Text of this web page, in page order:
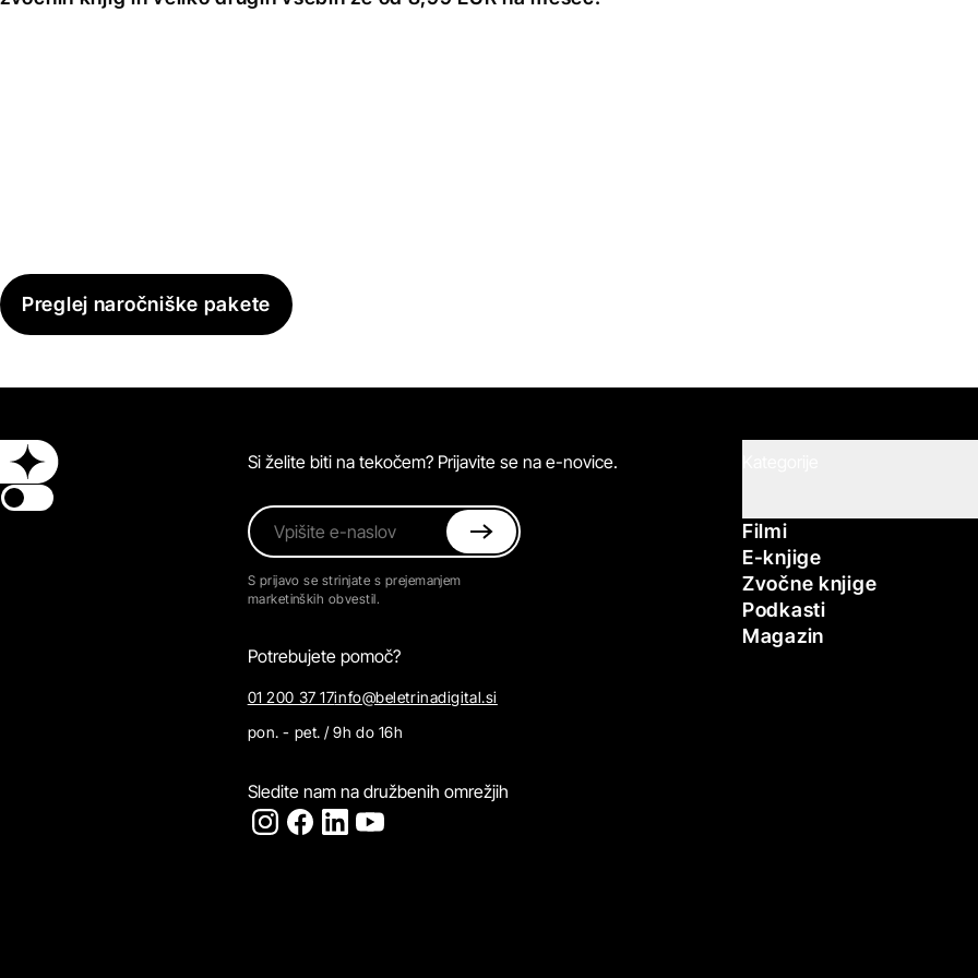
Preglej naročniške pakete
Switch theme
Filmi
E-knjige
Zvočne knjige
Podkasti
Magazin
Si želite biti na tekočem? Prijavite se na e-novice.
Vpišite e-naslov
S prijavo se strinjate s prejemanjem
marketinških obvestil.
Potrebujete pomoč?
01 200 37 17info@beletrinadigital.si
pon. - pet. / 9h do 16h
Sledite nam na družbenih omrežjih